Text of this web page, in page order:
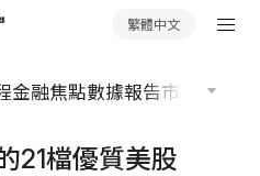
繁體中文
金融焦點數據報告市場分析
21檔優質美股